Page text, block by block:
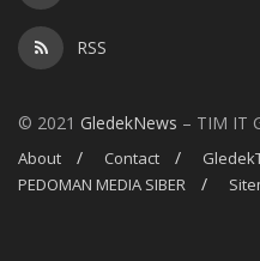
RSS
© 2021 GledekNews – TIM IT
About Contact
PEDOMAN MEDIA SIBER